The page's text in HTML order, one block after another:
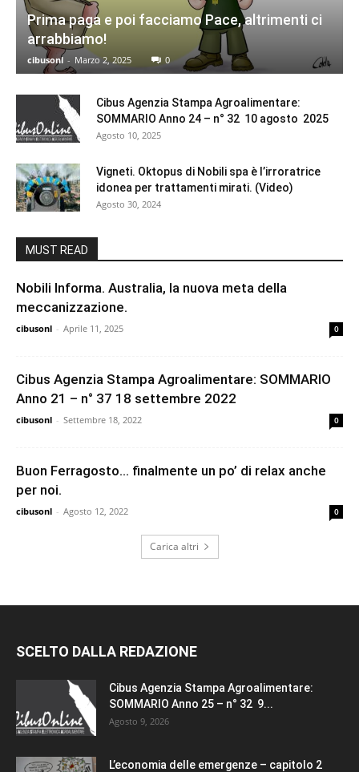
Prima paga e poi facciamo Pace, altrimenti ci
arrabbiamo!
cibusonl - Marzo 2, 2025 0
Cibus Agenzia Stampa Agroalimentare:
SOMMARIO Anno 24 – n° 32 10 agosto 2025
Agosto 10, 2025
Vigneti. Oktopus di Nobili spa è l’irroratrice
idonea per trattamenti mirati. (Video)
Agosto 30, 2024
MUST READ
Nobili Informa. Australia, la nuova meta della
meccanizzazione.
cibusonl - Aprile 11, 2025 0
Cibus Agenzia Stampa Agroalimentare: SOMMARIO
Anno 21 – n° 37 18 settembre 2022
cibusonl - Settembre 18, 2022 0
Buon Ferragosto… finalmente un po’ di relax anche
per noi.
cibusonl - Agosto 12, 2022 0
Carica altri
SCELTO DALLA REDAZIONE
Cibus Agenzia Stampa Agroalimentare:
SOMMARIO Anno 25 – n° 32 9...
Agosto 9, 2026
L’economia delle emergenze – capitolo 2